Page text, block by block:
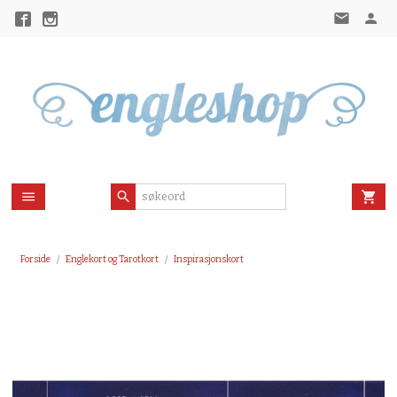
Forside Englekort og Tarotkort Inspirasjonskort